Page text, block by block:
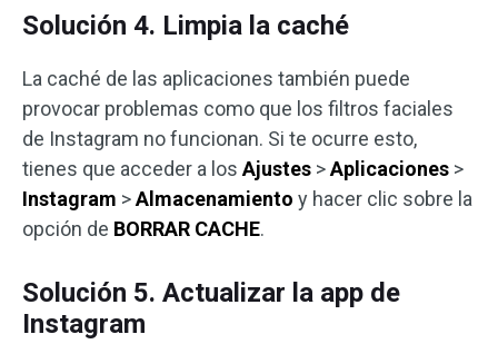
Solución 4. Limpia la caché
La caché de las aplicaciones también puede
provocar problemas como que los filtros faciales
de Instagram no funcionan. Si te ocurre esto,
tienes que acceder a los Ajustes >Aplicaciones >
Instagram >Almacenamiento y hacer clic sobre la
opción de BORRAR CACHE.
Solución 5. Actualizar la app de
Instagram